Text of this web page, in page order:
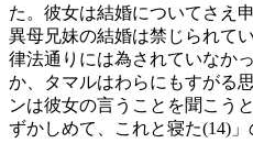
た。彼女は結婚についてさえ
異母兄妹の結婚は禁じられて
律法通りには為されていなか
か、タマルはわらにもすがる
ンは彼女の言うことを聞こう
ずかしめて、これと寝た(14)」